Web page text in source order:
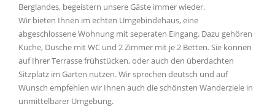
Berglandes, begeistern unsere Gäste immer wieder.
Wir bieten Ihnen im echten Umgebindehaus, eine
abgeschlossene Wohnung mit seperaten Eingang. Dazu gehören
Küche, Dusche mit WC und 2 Zimmer mit je 2 Betten. Sie können
auf Ihrer Terrasse frühstücken, oder auch den überdachten
Sitzplatz im Garten nutzen. Wir sprechen deutsch und auf
Wunsch empfehlen wir Ihnen auch die schönsten Wanderziele in
unmittelbarer Umgebung.